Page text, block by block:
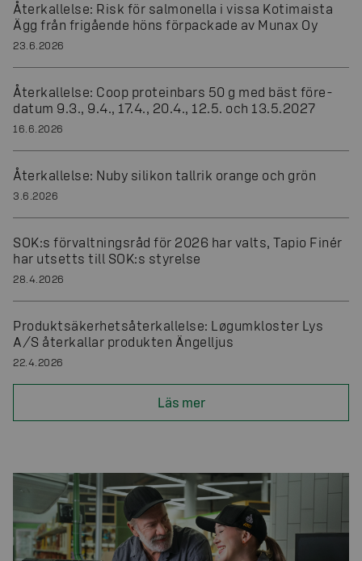
Återkallelse: Risk för salmonella i vissa Kotimaista
Ägg från frigående höns förpackade av Munax Oy
23.6.2026
Återkallelse: Coop proteinbars 50 g med bäst före-
datum 9.3., 9.4., 17.4., 20.4., 12.5. och 13.5.2027
16.6.2026
Återkallelse: Nuby silikon tallrik orange och grön
3.6.2026
SOK:s förvaltningsråd för 2026 har valts, Tapio Finér
har utsetts till SOK:s styrelse
28.4.2026
Produktsäkerhetsåterkallelse: Løgumkloster Lys
A/S återkallar produkten Ängelljus
22.4.2026
Läs mer